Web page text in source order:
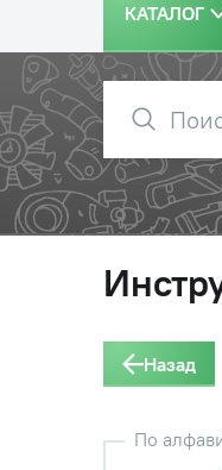
КАТАЛОГ
Назад
По